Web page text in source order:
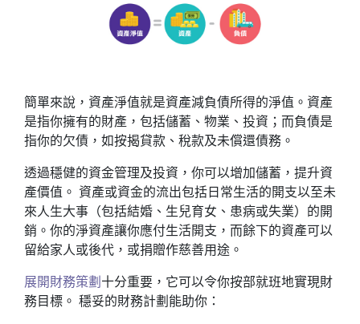
簡單來說，資產淨值就是資產減負債所得的淨值。資產
是指你擁有的財產，包括儲蓄、物業、投資；而負債是
指你的欠債，如按揭貸款、稅款及未償還債務。
透過穩健的資金管理及投資，你可以增加儲蓄，提升資
產價值。 資產或資金的流出包括日常生活的開支以至未
來人生大事（包括結婚、生兒育女、患病或失業）的開
銷。你的淨資產讓你應付生活開支，而餘下的資產可以
留給家人或後代，或捐贈作慈善用途。
展開財務策劃 十分重要，它可以令你按部就班地實現財
務目標。 穩妥的財務計劃能助你：